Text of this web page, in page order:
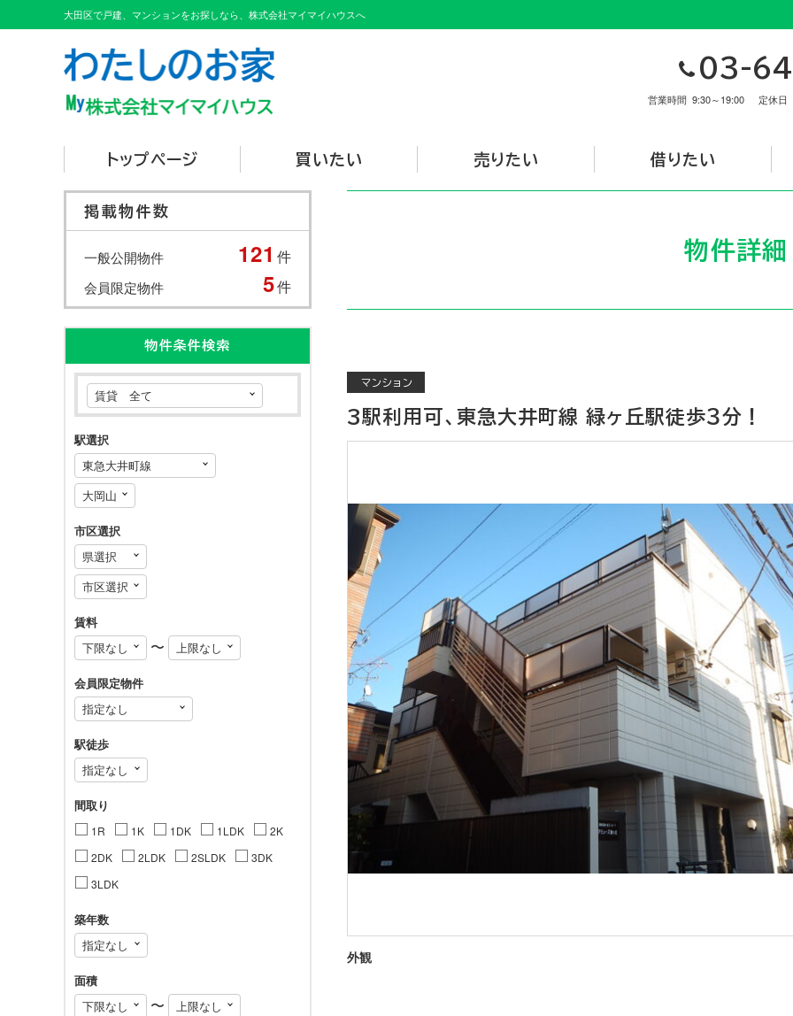
大田区で戸建、マンションをお探しなら、株式会社マイマイハウスへ
03-
営業時間 9:30～19:00 定休日
トップページ 買いたい 売りたい 借りたい
物件詳細
マンション
3駅利用可、東急大井町線 緑ヶ丘駅徒歩３分！
外観
掲載物件数
一般公開物件 121 件
会員限定物件 5件
物件条件検索
駅選択
市区選択
賃料
〜
会員限定物件
駅徒歩
間取り
1R 1K 1DK 1LDK
2K
2DK
2LDK 2SLDK
3DK
3LDK
築年数
面積
〜